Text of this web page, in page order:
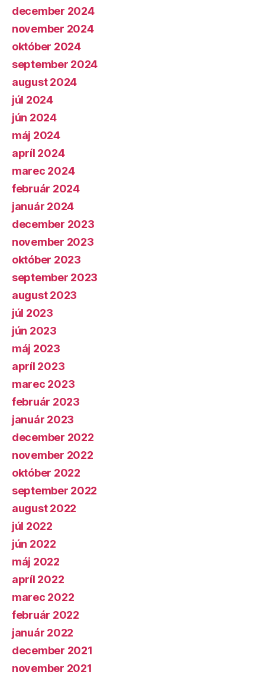
december 2024
november 2024
október 2024
september 2024
august 2024
júl 2024
jún 2024
máj 2024
apríl 2024
marec 2024
február 2024
január 2024
december 2023
november 2023
október 2023
september 2023
august 2023
júl 2023
jún 2023
máj 2023
apríl 2023
marec 2023
február 2023
január 2023
december 2022
november 2022
október 2022
september 2022
august 2022
júl 2022
jún 2022
máj 2022
apríl 2022
marec 2022
február 2022
január 2022
december 2021
november 2021